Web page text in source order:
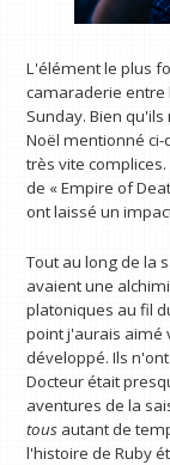
L'élément le plus
camaraderie entre
Sunday. Bien
Noël mentionné
très vite
de « Empire of
ont laissé un
Tout au long de la
avaient une
platoniques au fil
point j'aurais aimé
développé. Ils
Docteur était
aventures de la
tous autant de
l'histoire de Ruby